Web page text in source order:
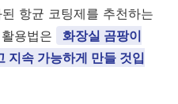
항균 코팅제를 추천하는
용법은
화장실 곰팡이
지속 가능하게 만들 것입